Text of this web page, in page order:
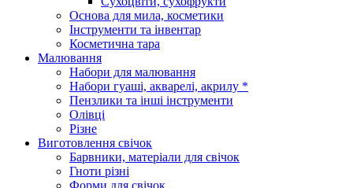
Основа для мила, косметики
Інструменти та інвентар
Косметична тара
Малювання
Набори для малювання
Набори гуаші, акварелі, акрилу *
Пензлики та інші інструменти
Олівці
Різне
Виготовлення свічок
Барвники, матеріали для свічок
Гноти різні
Форми для свічок